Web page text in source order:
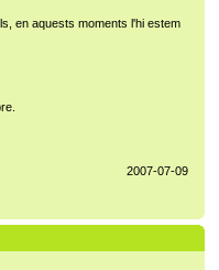
en aquests moments l'hi estem
2007-07-09